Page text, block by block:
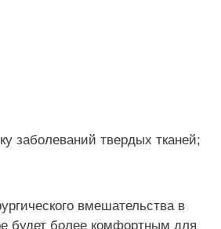
заболеваний твердых тканей;
вмешательства в
будет более комфортным для